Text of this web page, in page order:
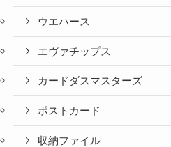
ウエハース
エヴァチップス
カードダスマスターズ
ポストカード
収納ファイル